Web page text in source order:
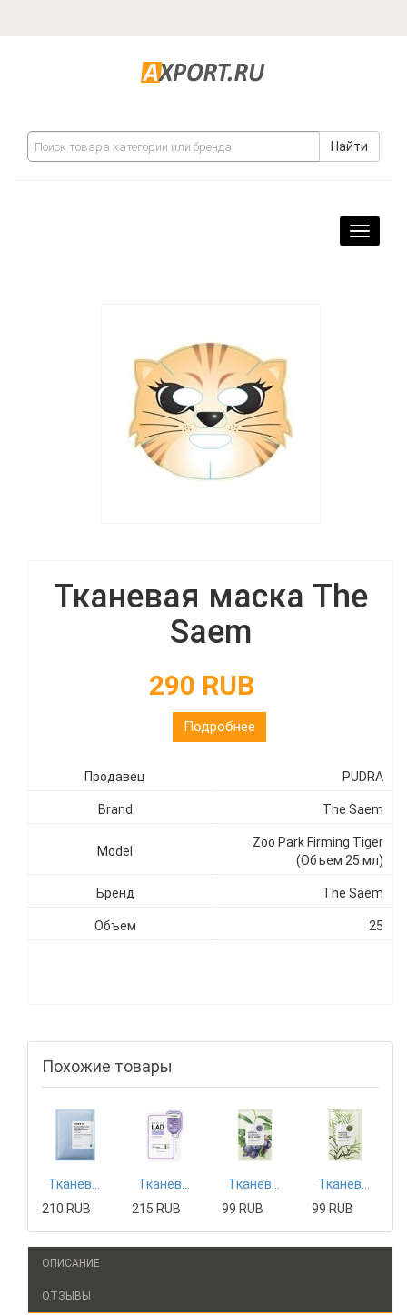
Найти
Тканевая маска The
Saem
290 RUB
Подробнее
Продавец PUDRA
Brand The Saem
Model
Zoo Park Firming Tiger
(Объем 25 мл)
Бренд The Saem
Объем 25
Похожие товары
210 RUB
215 RUB
99 RUB
99 RUB
ОПИСАНИЕ
ОТЗЫВЫ